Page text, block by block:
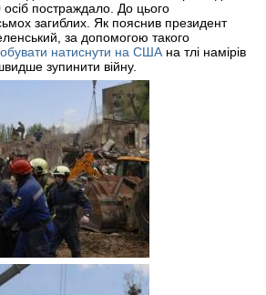
постраждало. До цього
загиблих. Як пояснив президент
за допомогою такого
натиснути на США на тлі намірів
зупинити війну.